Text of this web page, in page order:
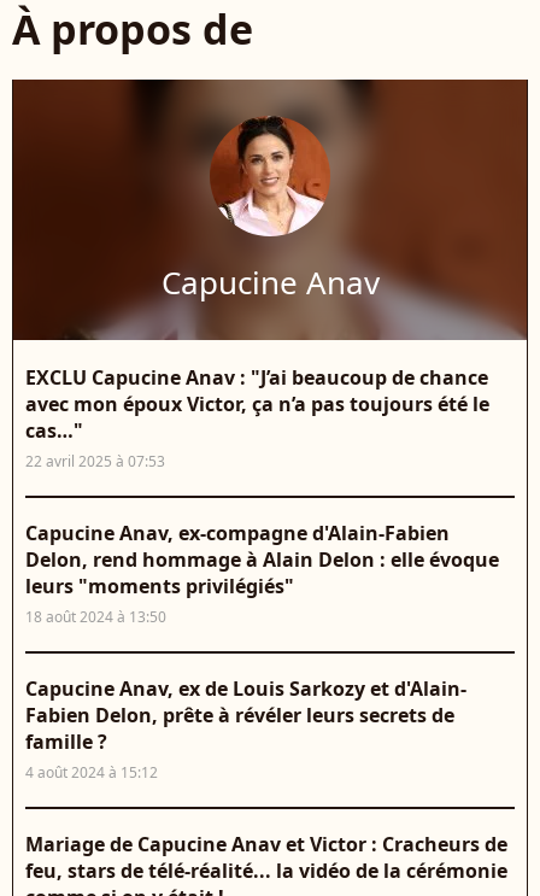
À propos de
Capucine Anav
EXCLU Capucine Anav : "J’ai beaucoup de chance
avec mon époux Victor, ça n’a pas toujours été le
cas…"
22 avril 2025 à 07:53
Capucine Anav, ex-compagne d'Alain-Fabien
Delon, rend hommage à Alain Delon : elle évoque
leurs "moments privilégiés"
18 août 2024 à 13:50
Capucine Anav, ex de Louis Sarkozy et d'Alain-
Fabien Delon, prête à révéler leurs secrets de
famille ?
4 août 2024 à 15:12
Mariage de Capucine Anav et Victor : Cracheurs de
feu, stars de télé-réalité... la vidéo de la cérémonie